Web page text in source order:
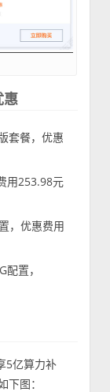
惠
套餐，优惠
用253.98元
，优惠费用
置，
5亿算力补
图：